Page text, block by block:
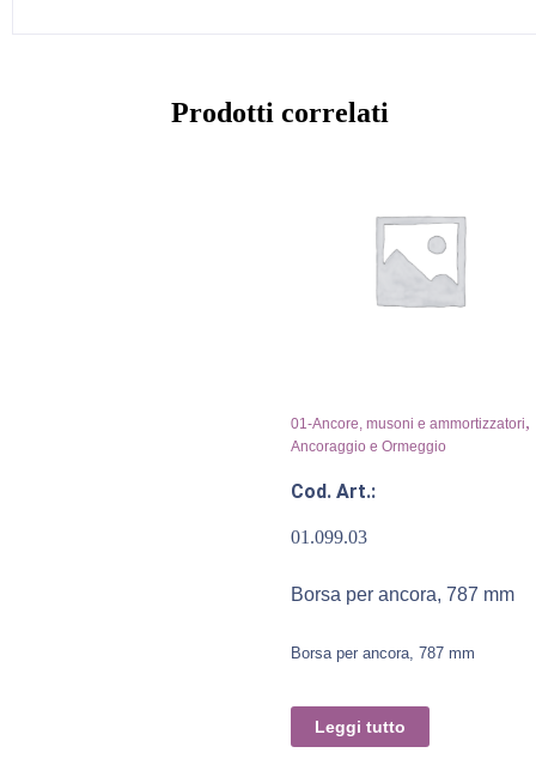
Prodotti correlati
01-Ancore, musoni e ammortizzatori,
Ancoraggio e Ormeggio
Cod. Art.:
01.099.03
Borsa per ancora, 787 mm
Borsa per ancora, 787 mm
Leggi tutto